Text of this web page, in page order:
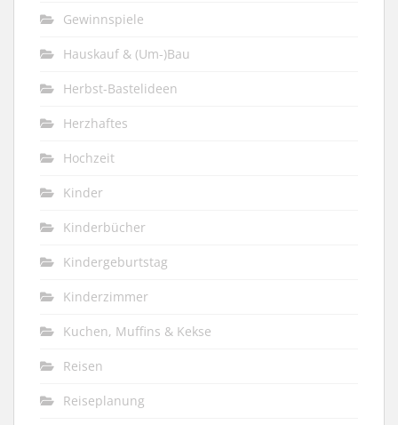
Gewinnspiele
Hauskauf & (Um-)Bau
Herbst-Bastelideen
Herzhaftes
Hochzeit
Kinder
Kinderbücher
Kindergeburtstag
Kinderzimmer
Kuchen, Muffins & Kekse
Reisen
Reiseplanung